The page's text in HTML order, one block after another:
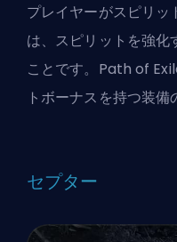
プレイヤーがスピリ
は、スピリットを強化
ことです。Path of
トボーナスを持つ装備
セプター